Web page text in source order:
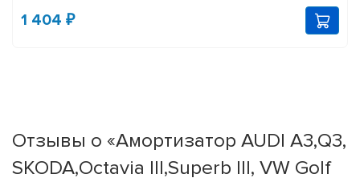
1 404 ₽
Отзывы о «Амортизатор AUDI A3,Q3,
SKODA,Octavia III,Superb III, VW Golf